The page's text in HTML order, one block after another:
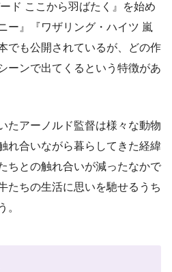
ド ここから羽ばたく』を始め
ー』『ワザリング・ハイツ 嵐
でも公開されているが、どの作
ーンで出てくるという特徴があ
たアーノルド監督は様々な動物
れ合いながら暮らしてきた経緯
ちとの触れ合いが減ったなかで
たちの生活に思いを馳せるうち
。